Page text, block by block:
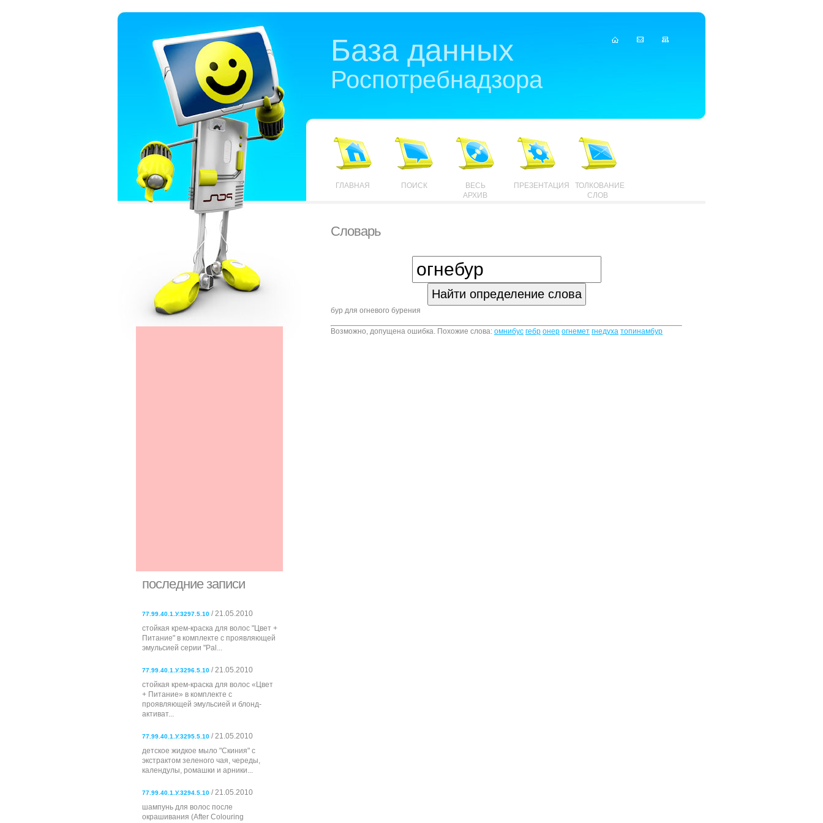
База данных
Роспотребнадзора
ГЛАВНАЯ ПОИСК
ВЕСЬ
АРХИВ
ПРЕЗЕНТАЦИЯ
ТОЛКОВАНИЕ
СЛОВ
последние записи
77.99.40.1.У.3297.5.10 / 21.05.2010
стойкая крем-краска для волос "Цвет +
Питание" в комплекте с проявляющей
эмульсией серии "Pal...
77.99.40.1.У.3296.5.10 / 21.05.2010
стойкая крем-краска для волос «Цвет
+ Питание» в комплекте с
проявляющей эмульсией и блонд-
активат...
77.99.40.1.У.3295.5.10 / 21.05.2010
детское жидкое мыло "Скиния" с
экстрактом зеленого чая, череды,
календулы, ромашки и арники...
77.99.40.1.У.3294.5.10 / 21.05.2010
шампунь для волос после
окрашивания (After Colouring
Словарь
бур для огневого бурения
Возможно, допущена ошибка. Похожие слова: омнибус гебр онер огнемет гнедуха топинамбур